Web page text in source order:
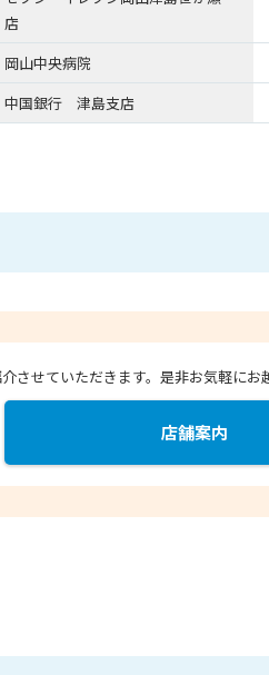
店
岡山中央病院
中国銀行 津島支店
させていただきます。 是非お気軽にお
店舗案内